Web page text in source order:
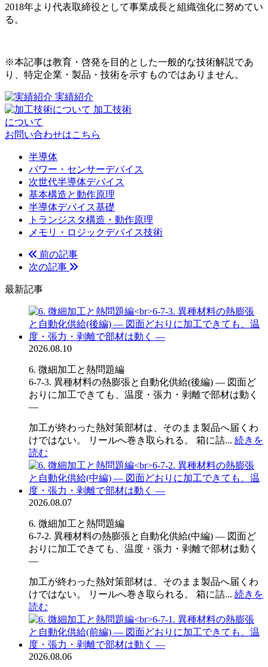
2018年より代表取締役として事業成長と組織強化に努めてい
る。
※本記事は教育・啓発を目的とした一般的な技術解説であ
り、特定企業・製品・技術を示すものではありません。
実績紹介
加工技術
について
お問い合わせはこちら
半導体
パワー・センサーデバイス
次世代半導体デバイス
基本構造と動作原理
半導体デバイス基礎
トランジスタ構造・動作原理
メモリ・ロジックデバイス技術
前の記事
次の記事
最新記事
2026.08.10
6. 微細加工と熱問題編
6-7-3. 異種材料の熱膨張と自動化供給(後編) ― 図面ど
おりに加工できても、温度・張力・剥離で部材は動く
―
加工が終わった熱対策部材は、そのまま製品へ届くわ
けではない。 リールへ巻き取られる。 箱に詰... 続きを
読む
2026.08.07
6. 微細加工と熱問題編
6-7-2. 異種材料の熱膨張と自動化供給(中編) ― 図面ど
おりに加工できても、温度・張力・剥離で部材は動く
―
加工が終わった熱対策部材は、そのまま製品へ届くわ
けではない。 リールへ巻き取られる。 箱に詰... 続きを
読む
2026.08.06